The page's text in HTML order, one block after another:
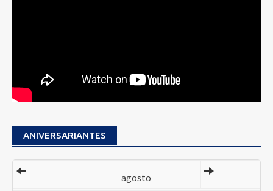
ANIVERSARIANTES
agosto